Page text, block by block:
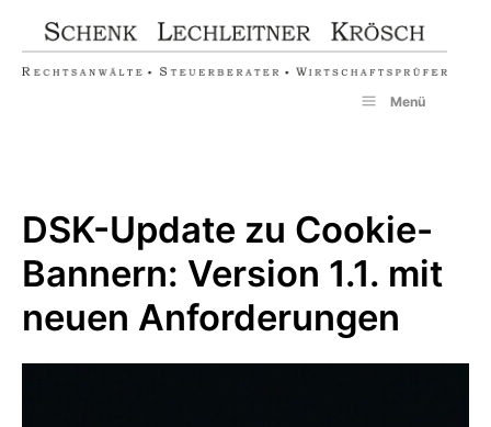
springen
Menü
DSK-Update zu Cookie-
Bannern: Version 1.1. mit
neuen Anforderungen